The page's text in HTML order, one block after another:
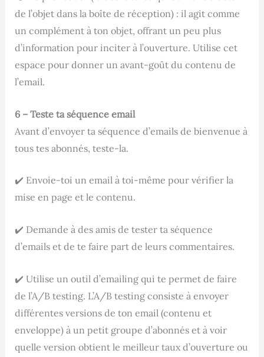
de l’objet dans la boîte de réception) : il agit comme
un complément à ton objet, offrant un peu plus
d’information pour inciter à l’ouverture. Utilise cet
espace pour donner un avant-goût du contenu de
l’email.
6 – Teste ta séquence email
Avant d’envoyer ta séquence d’emails de bienvenue à
tous tes abonnés, teste-la.
✔️ Envoie-toi un email à toi-même pour vérifier la
mise en page et le contenu.
✔️ Demande à des amis de tester ta séquence
d’emails et de te faire part de leurs commentaires.
✔️ Utilise un outil d’emailing qui te permet de faire
de l’A/B testing. L’A/B testing consiste à envoyer
différentes versions de ton email (contenu et
enveloppe) à un petit groupe d’abonnés et à voir
quelle version obtient le meilleur taux d’ouverture ou